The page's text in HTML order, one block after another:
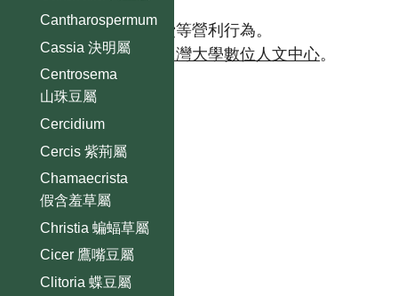
Cantharospermum
Cassia 決明屬
Centrosema
山珠豆屬
Cercidium
Cercis 紫荊屬
Chamaecrista
假含羞草屬
Christia 蝙蝠草屬
Cicer 鷹嘴豆屬
Clitoria 蝶豆屬
且不得有收取資料查詢費等營利行為。
如需商業使用，請聯繫
台灣大學數位人文中心。